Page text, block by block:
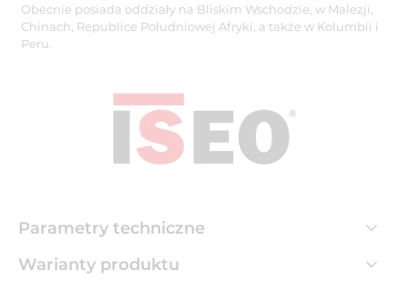
Obecnie posiada oddziały na Bliskim Wschodzie, w Malezji,
Chinach, Republice Południowej Afryki, a także w Kolumbii i
Peru.
Parametry techniczne
Warianty produktu